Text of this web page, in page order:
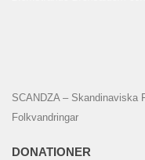
SCANDZA – Skandinaviska
Folkvandringar
DONATIONER